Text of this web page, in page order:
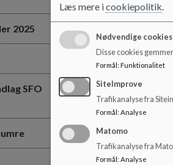
2025
SFO
Påsken
30/3-
Dagen
15/5-26
5/6-26
Læs mere icookiepolitik.
Nødvendige cookies
Disse cookies
Formål : Funktionalitet
SiteImprove
Trafikanalyse fra
Formål : Analyse
Matomo
Trafikanalyse fra
Formål: Analyse